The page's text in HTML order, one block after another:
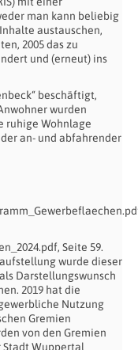
man kann beliebig
austauschen,
2005 das zu
und (erneut) ins
beschäftigt,
wurden
ruhige Wohnlage
an- und abfahrender
Seite 59.
wurde dieser
Darstellungswunsch
2019 hat die
Nutzung
Gremien
von den Gremien
Stadt Wuppertal